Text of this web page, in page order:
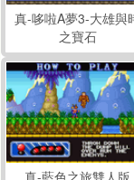
真-哆啦A夢3-大雄與
之寶石
真-藍色之旅雙人版